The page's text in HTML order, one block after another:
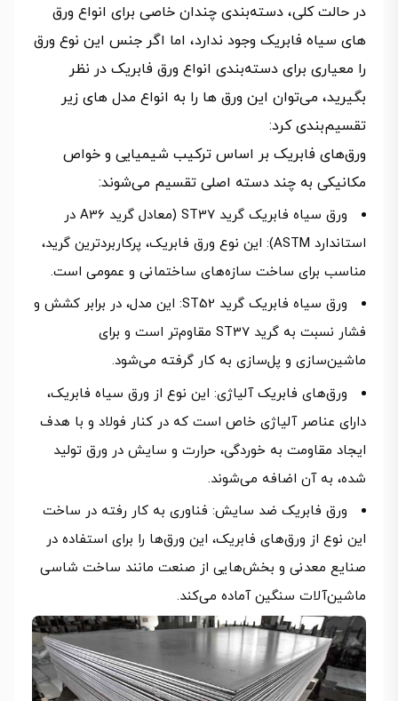
در حالت کلی، دسته‌بندی چندان خاصی برای انواع ورق
های سیاه فابریک وجود ندارد، اما اگر جنس این نوع ورق
را معیاری برای دسته‌بندی انواع ورق فابریک در نظر
بگیرید، می‌توان این ورق ها را به انواع مدل های زیر
تقسیم‌بندی کرد:
ورق‌های فابریک بر اساس ترکیب شیمیایی و خواص
مکانیکی به چند دسته اصلی تقسیم می‌شوند:
ورق سیاه فابریک گرید ST37 (معادل گرید A36 در
استاندارد ASTM): این نوع ورق فابریک، پرکاربردترین گرید،
مناسب برای ساخت سازه‌های ساختمانی و عمومی است.
ورق سیاه فابریک گرید ST52: این مدل، در برابر کشش و
فشار نسبت به گرید ST37 مقاوم‌تر است و برای
ماشین‌سازی و پل‌سازی به کار گرفته می‌شود.
ورق‌های فابریک آلیاژی: این نوع از ورق سیاه فابریک،
دارای عناصر آلیاژی خاص است که در کنار فولاد و با هدف
ایجاد مقاومت به خوردگی، حرارت و سایش در ورق تولید
شده، به آن اضافه می‌شوند.
ورق فابریک ضد سایش: فناوری به کار رفته در ساخت
این نوع از ورق‌های فابریک، این ورق‌ها را برای استفاده در
صنایع معدنی و بخش‌هایی از صنعت مانند ساخت شاسی
ماشین‌آلات سنگین آماده می‌کند.